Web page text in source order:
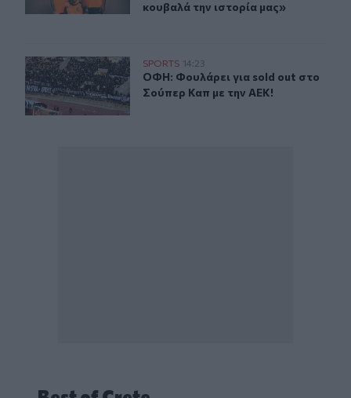
κουβαλά την ιστορία μας»
ΟΦΗ: Φουλάρει για sold out στο Σούπερ Καπ με την ΑΕΚ!
SPORTS 14:23
ΟΦΗ: Φουλάρει για sold out στο
ΟΦΗ: Φουλάρει για sold out στο
Σούπερ Καπ με την ΑΕΚ!